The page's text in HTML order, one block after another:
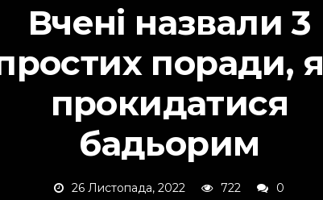
Вчені назвали 3
поради,
прокидатися
бадьорим
26 Листопада, 2022 722 0